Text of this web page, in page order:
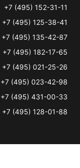
+7 (495) 152-31-11
+7 (495) 125-38-41
+7 (495) 135-42-87
+7 (495) 182-17-65
+7 (495) 021-25-26
+7 (495) 023-42-98
+7 (495) 431-00-33
+7 (495) 128-01-88